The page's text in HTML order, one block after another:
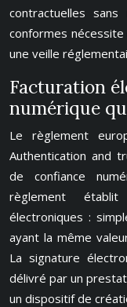
contractuelles
conformes
une veille
Facturation
numérique
Le règlement
Authentication and
de confiance
règlement
électroniques :
ayant la même
La signature
délivré par un
un dispositif de